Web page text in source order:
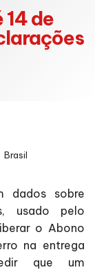
de
Brasil
dados sobre
usado pelo
o Abono
na entrega
que um